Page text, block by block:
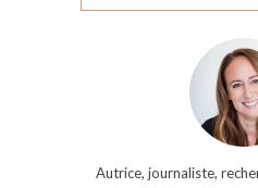
Autrice, journaliste,